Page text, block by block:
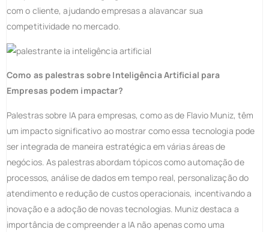
com o cliente, ajudando empresas a alavancar sua
competitividade no mercado.
Como as palestras sobre Inteligência Artificial para
Empresas podem impactar?
Palestras sobre IA para empresas, como as de Flavio Muniz, têm
um impacto significativo ao mostrar como essa tecnologia pode
ser integrada de maneira estratégica em várias áreas de
negócios. As palestras abordam tópicos como automação de
processos, análise de dados em tempo real, personalização do
atendimento e redução de custos operacionais, incentivando a
inovação e a adoção de novas tecnologias. Muniz destaca a
importância de compreender a IA não apenas como uma